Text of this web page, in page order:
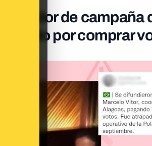
de campaña
por comprar